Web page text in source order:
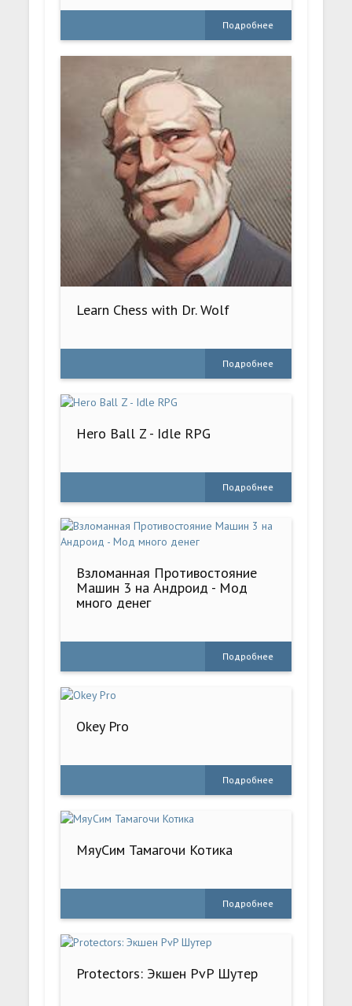
Подробнее
Learn Chess with Dr. Wolf
Подробнее
Hero Ball Z - Idle RPG
Подробнее
Взломанная Противостояние
Машин 3 на Андроид - Мод
много денег
Подробнее
Okey Pro
Подробнее
МяуСим Тамагочи Котика
Подробнее
Protectors: Экшен PvP Шутер